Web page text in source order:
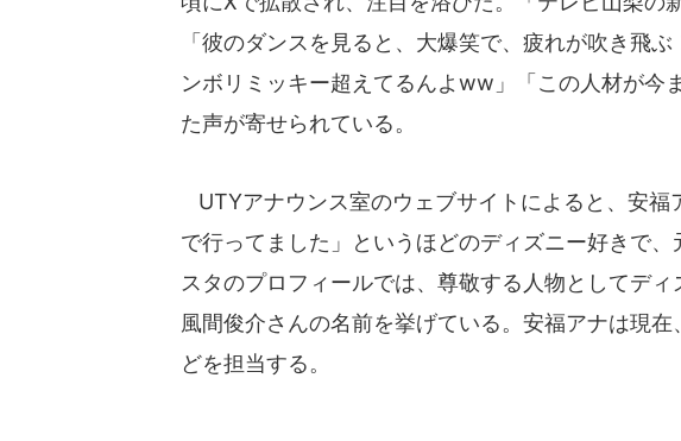
「彼のダンスを見ると、大爆笑で、疲れが吹き飛
ンボリミッキー超えてるんよww」「この人材が今
た声が寄せられている。
UTYアナウンス室のウェブサイトによると、安福
で行ってました」というほどのディズニー好きで
スタのプロフィールでは、尊敬する人物としてディ
風間俊介さんの名前を挙げている。安福アナは現
どを担当する。